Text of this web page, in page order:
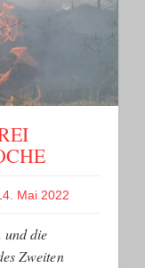
Mai 2022
und die
Zweiten